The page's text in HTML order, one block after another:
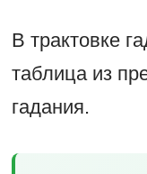
В трактовке
таблица из
гадания.